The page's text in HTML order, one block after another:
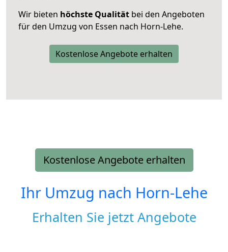
Wir bieten höchste Qualität bei den Angeboten
für den Umzug von Essen nach Horn-Lehe.
Kostenlose Angebote erhalten
Kostenlose Angebote erhalten
Ihr Umzug nach Horn-Lehe
Erhalten Sie jetzt Angebote